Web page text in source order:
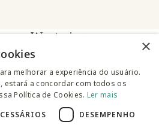
app Westwing
×
melhorar a experiência do usuário.
estará a concordar com todos os
Política de Cookies. Ler mais
DESEMPENHO